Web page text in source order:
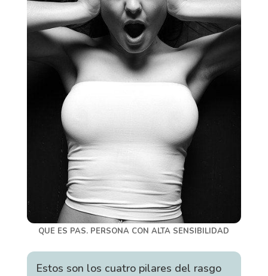
QUE ES PAS. PERSONA CON ALTA SENSIBILIDAD
Estos son los cuatro pilares del rasgo